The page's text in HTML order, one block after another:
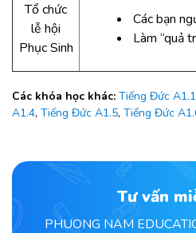
Tổ chức
lễ hội
Phục Sinh
Các bạn
Làm “quả
Các khóa học khác: Tiếng Đức A1.1
A1.4, Tiếng Đức A1.5, Tiếng Đức
Tư vấn
PHUONG NAM